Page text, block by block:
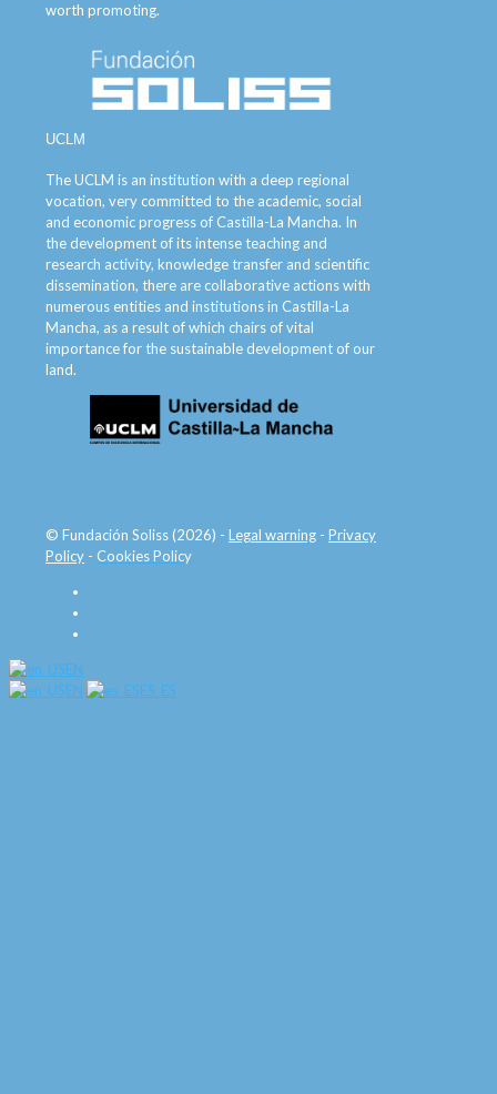
worth promoting.
UCLM
The UCLM is an institution with a deep regional
vocation, very committed to the academic, social
and economic progress of Castilla-La Mancha. In
the development of its intense teaching and
research activity, knowledge transfer and scientific
dissemination, there are collaborative actions with
numerous entities and institutions in Castilla-La
Mancha, as a result of which chairs of vital
importance for the sustainable development of our
land.
© Fundación Soliss (2026) - Legal warning - Privacy
Policy - Cookies Policy
EN
EN
ES_ES